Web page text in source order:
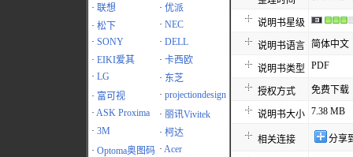
· 联想 · 优派
· 松下 · NEC
· SONY · DELL
· EIKI爱其 · 卡西欧
· LG · 东芝
· 富可视 · projectiondesign
· ASK Proxima · 丽讯Vivitek
· 3M · 柯达
· Optoma奥图码 · Acer
说明书星级
说明书语言 简体中文
说明书类型 PDF
授权方式 免费下载
说明书大小 7.38 MB
相关连接 分享